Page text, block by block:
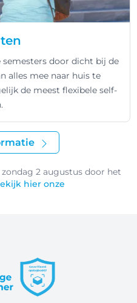
semesters door dicht bij de
alles mee naar huis te
de meest flexibele self-
2 augustus door het
hier onze